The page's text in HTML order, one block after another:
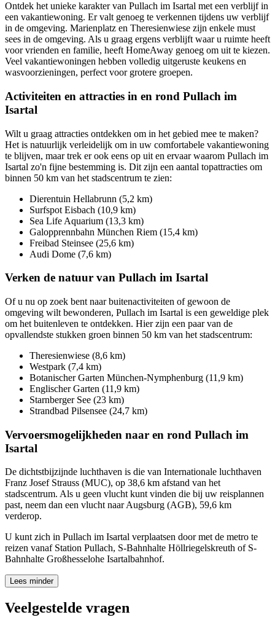
Ontdek het unieke karakter van Pullach im Isartal met een verblijf in
een vakantiewoning. Er valt genoeg te verkennen tijdens uw verblijf
in de omgeving. Marienplatz en Theresienwiese zijn enkele must
sees in de omgeving. Als u graag ergens verblijft waar u ruimte heeft
voor vrienden en familie, heeft HomeAway genoeg om uit te kiezen.
Veel vakantiewoningen hebben volledig uitgeruste keukens en
wasvoorzieningen, perfect voor grotere groepen.
Activiteiten en attracties in en rond Pullach im
Isartal
Wilt u graag attracties ontdekken om in het gebied mee te maken?
Het is natuurlijk verleidelijk om in uw comfortabele vakantiewoning
te blijven, maar trek er ook eens op uit en ervaar waarom Pullach im
Isartal zo'n fijne bestemming is. Dit zijn een aantal topattracties om
binnen 50 km van het stadscentrum te zien:
Dierentuin Hellabrunn (5,2 km)
Surfspot Eisbach (10,9 km)
Sea Life Aquarium (13,3 km)
Galopprennbahn München Riem (15,4 km)
Freibad Steinsee (25,6 km)
Audi Dome (7,6 km)
Verken de natuur van Pullach im Isartal
Of u nu op zoek bent naar buitenactiviteiten of gewoon de
omgeving wilt bewonderen, Pullach im Isartal is een geweldige plek
om het buitenleven te ontdekken. Hier zijn een paar van de
opvallendste stukken groen binnen 50 km van het stadscentrum:
Theresienwiese (8,6 km)
Westpark (7,4 km)
Botanischer Garten München-Nymphenburg (11,9 km)
Englischer Garten (11,9 km)
Starnberger See (23 km)
Strandbad Pilsensee (24,7 km)
Vervoersmogelijkheden naar en rond Pullach im
Isartal
De dichtstbijzijnde luchthaven is die van Internationale luchthaven
Franz Josef Strauss (MUC), op 38,6 km afstand van het
stadscentrum. Als u geen vlucht kunt vinden die bij uw reisplannen
past, neem dan een vlucht naar Augsburg (AGB), 59,6 km
verderop.
U kunt zich in Pullach im Isartal verplaatsen door met de metro te
reizen vanaf Station Pullach, S-Bahnhalte Höllriegelskreuth of S-
Bahnhalte Großhesselohe Isartalbahnhof.
Lees minder
Veelgestelde vragen